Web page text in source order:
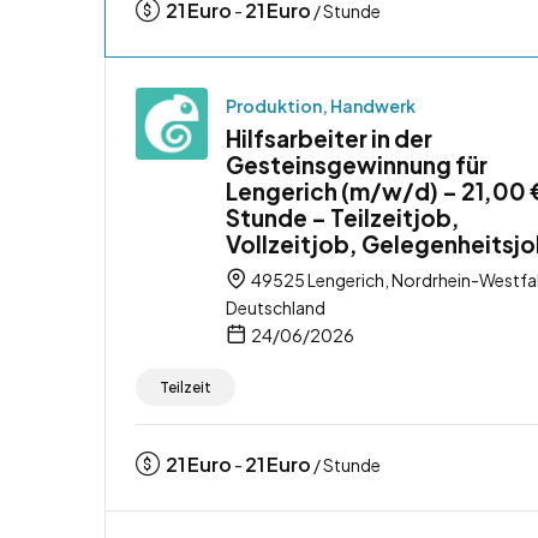
21Euro - 21Euro / Stunde
Produktion, Handwerk
Hilfsarbeiter in der
Gesteinsgewinnung für
Lengerich (m/w/d) – 21,00
Stunde – Teilzeitjob,
Vollzeitjob,
49525 Lengerich, Nordrhein-
Deutschland
24/06/2026
Teilzeit
21Euro - 21Euro / Stunde